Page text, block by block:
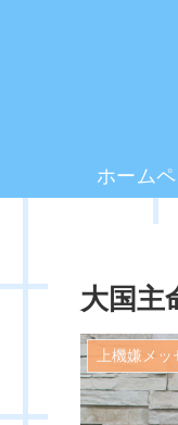
ホーム
大国主
上機嫌メッ